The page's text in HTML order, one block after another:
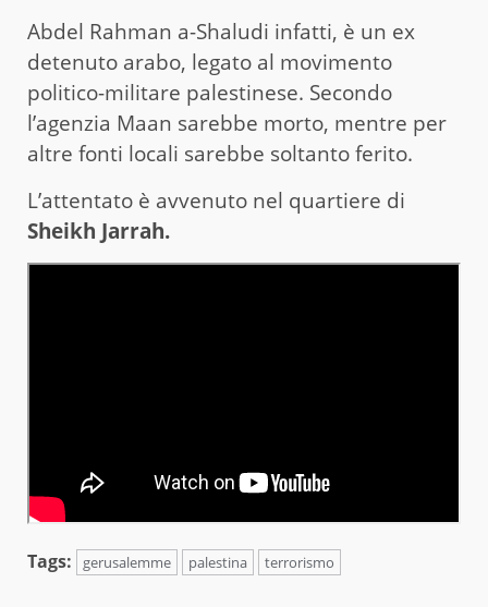
Abdel Rahman a-Shaludi infatti, è un ex
detenuto arabo, legato al movimento
politico-militare palestinese. Secondo
l’agenzia Maan sarebbe morto, mentre per
altre fonti locali sarebbe soltanto ferito.
L’attentato è avvenuto nel quartiere di
Sheikh Jarrah.
Tags: gerusalemme palestina terrorismo